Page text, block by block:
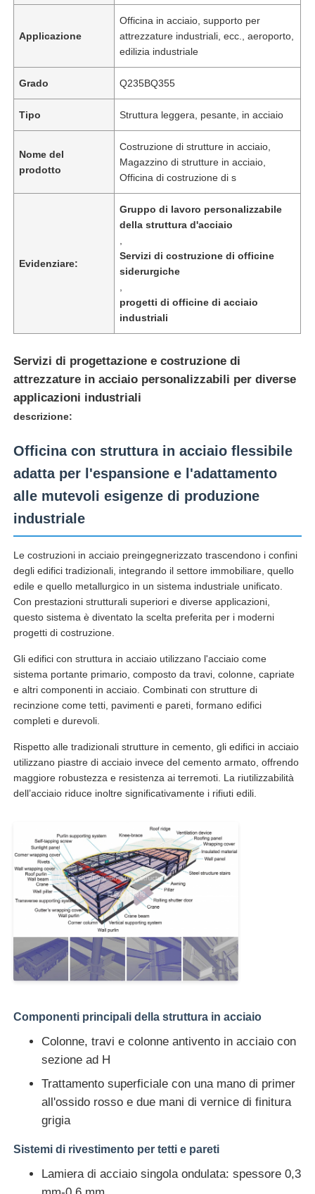
Casa
Prodotti
Chi siamo
Fatory Tour
Contattaci
Casa prefabbricata in acciaio leggero
Costruzione di strutture in acciaio
laboratorio di strutture in acciaio
magazzino con struttura in acciaio
Edifici commerciali in acciaio
Hangar per aerei con struttura in acciaio
Materiale strutturale in acciaio
Struttura in acciaio Torre del serbatoio dell'acqua
Applicazione
Officina in acciaio, supporto per
attrezzature industriali, ecc., aeroporto,
edilizia industriale
Grado Q235BQ355
Tipo Struttura leggera, pesante, in acciaio
Nome del
prodotto
Costruzione di strutture in acciaio,
Magazzino di strutture in acciaio,
Officina di costruzione di s
Evidenziare:
Gruppo di lavoro personalizzabile
della struttura d'acciaio
Servizi di costruzione di officine
siderurgiche
progetti di officine di acciaio
industriali
Servizi di progettazione e costruzione di
attrezzature in acciaio personalizzabili per diverse
applicazioni industriali
descrizione:
Officina con struttura in acciaio flessibile
adatta per l'espansione e l'adattamento
alle mutevoli esigenze di produzione
industriale
Le costruzioni in acciaio preingegnerizzato trascendono i confini
degli edifici tradizionali, integrando il settore immobiliare, quello
edile e quello metallurgico in un sistema industriale unificato.
Con prestazioni strutturali superiori e diverse applicazioni,
questo sistema è diventato la scelta preferita per i moderni
progetti di costruzione.
Gli edifici con struttura in acciaio utilizzano l'acciaio come
sistema portante primario, composto da travi, colonne, capriate
e altri componenti in acciaio. Combinati con strutture di
recinzione come tetti, pavimenti e pareti, formano edifici
completi e durevoli.
Rispetto alle tradizionali strutture in cemento, gli edifici in acciaio
utilizzano piastre di acciaio invece del cemento armato, offrendo
maggiore robustezza e resistenza ai terremoti. La riutilizzabilità
dell’acciaio riduce inoltre significativamente i rifiuti edili.
Componenti principali della struttura in acciaio
Colonne, travi e colonne antivento in acciaio con
sezione ad H
Trattamento superficiale con una mano di primer
all'ossido rosso e due mani di vernice di finitura
grigia
Sistemi di rivestimento per tetti e pareti
Lamiera di acciaio singola ondulata: spessore 0,3